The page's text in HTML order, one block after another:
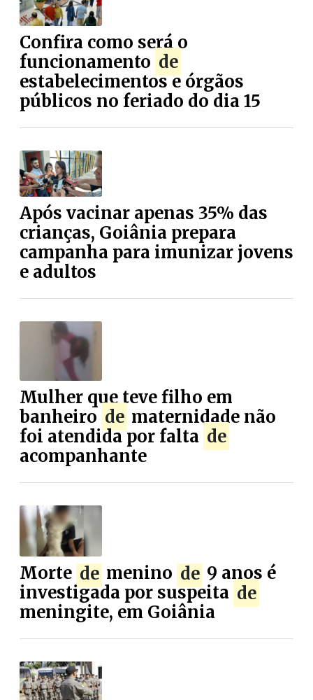
Confira como será o
funcionamento de
estabelecimentos e órgãos
públicos no feriado do dia 15
Após vacinar apenas 35% das
crianças, Goiânia prepara
campanha para imunizar jovens
e adultos
Mulher que teve filho em
banheiro de maternidade não
foi atendida por falta de
acompanhante
Morte de menino de 9 anos é
investigada por suspeita de
meningite, em Goiânia